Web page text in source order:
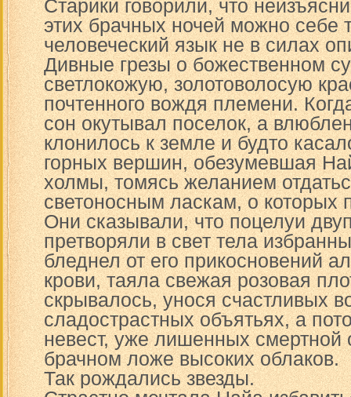
Старики говорили, что
этих брачных ночей можно себе
человеческий язык не в силах
Дивные грезы о божественном
светлокожую, золотоволосую
почтенного вождя племени.
сон окутывал поселок, а
клонилось к земле и будто
горных вершин, обезумевшая
холмы, томясь желанием
светоносным ласкам, о которых
Они сказывали, что поцелуи
претворяли в свет тела
бледнел от его прикосновений
крови, таяла свежая розовая
скрывалось, унося счастливых
сладострастных объятьях, а
невест, уже лишенных смертной
брачном ложе высоких облаков.
Так рождались звезды.